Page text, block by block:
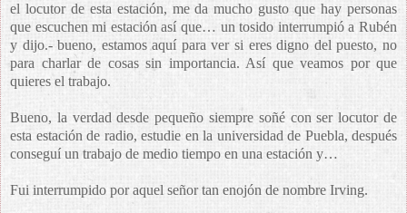
el locutor de esta estación, me da mucho gusto que hay personas
que escuchen mi estación así que… un tosido interrumpió a Rubén
y dijo.- bueno, estamos aquí para ver si eres digno del puesto, no
para charlar de cosas sin importancia. Así que veamos por que
quieres el trabajo.
Bueno, la verdad desde pequeño siempre soñé con ser locutor de
esta estación de radio, estudie en la universidad de Puebla, después
conseguí un trabajo de medio tiempo en una estación y…
Fui interrumpido por aquel señor tan enojón de nombre Irving.